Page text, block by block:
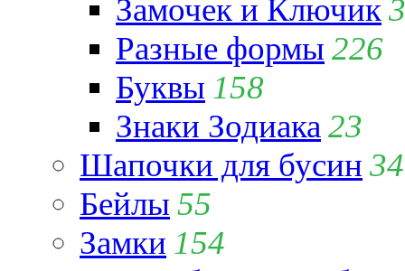
Замочек и Ключик
Разные формы 226
Буквы 158
Знаки Зодиака 23
Шапочки для бусин 34
Бейлы 55
Замки 154